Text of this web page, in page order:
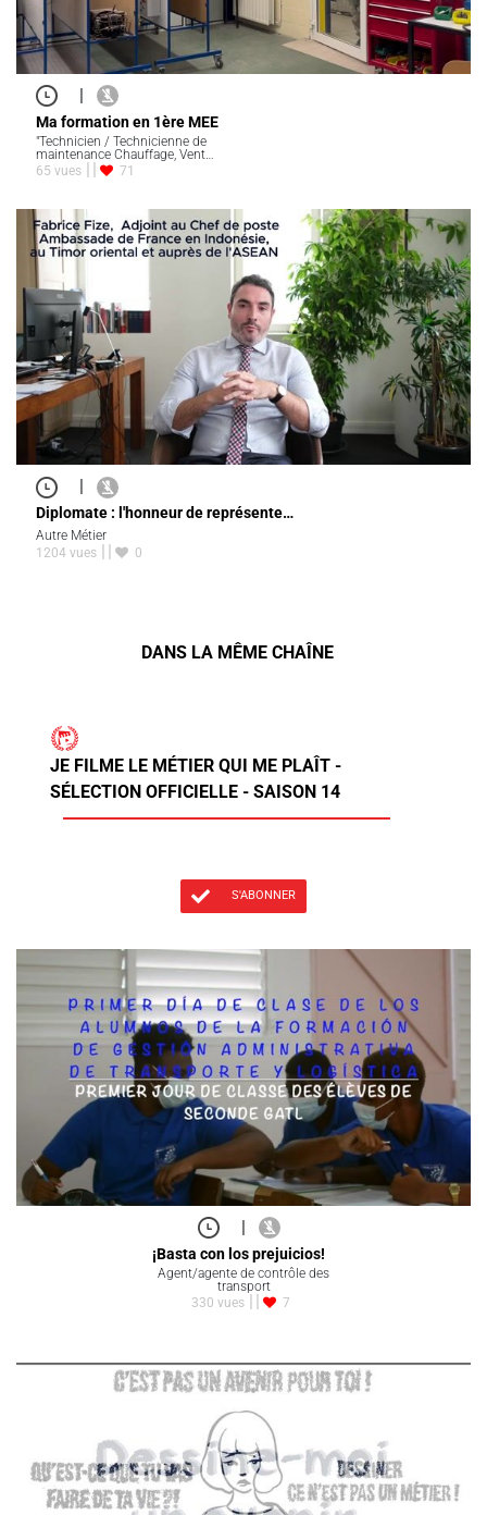
|
Ma formation en 1ère MEE
"Technicien / Technicienne de
maintenance Chauffage, Vent…
65 vues
71
|
Diplomate : l'honneur de représente…
Autre Métier
1204 vues
0
DANS LA MÊME CHAÎNE
JE FILME LE MÉTIER QUI ME PLAÎT -
SÉLECTION OFFICIELLE - SAISON 14
S'ABONNER
|
¡Basta con los prejuicios!
Agent/agente de contrôle des
transport
330 vues
7